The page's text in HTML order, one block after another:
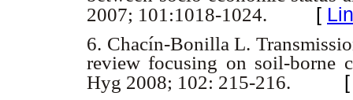
2007; 101:1018-1024.
[
6. Chacín-Bonilla L.
review focusing on soil-borne
Hyg 2008; 102: 215-216.